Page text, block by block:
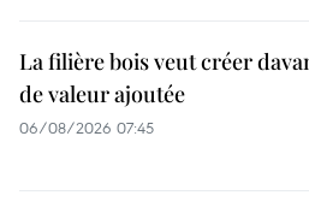
La filière bois veut créer
de valeur ajoutée
06/08/2026 07:45